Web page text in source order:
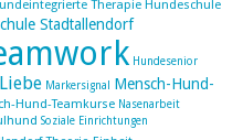
Therapie Hundeschule
Stadtallendorf
Hundesenior
Liebe Markersignal
Mensch-Hund-
Hund-Teamkurse Nasenarbeit
Soziale Einrichtungen